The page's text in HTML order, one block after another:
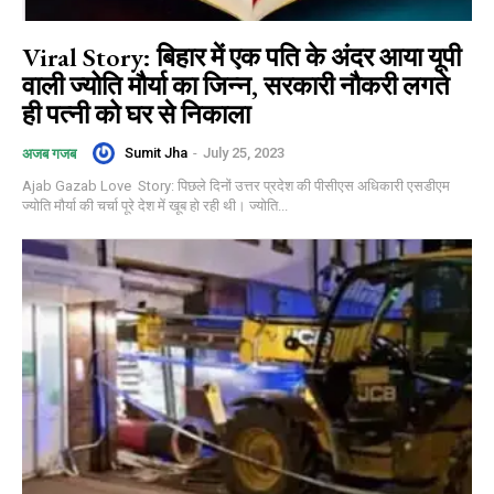
Viral Story: बिहार में एक पति के अंदर आया यूपी
वाली ज्योति मौर्या का जिन्न, सरकारी नौकरी लगते
ही पत्नी को घर से निकाला
अजब गजब Sumit Jha - July 25, 2023
Ajab Gazab Love Story: पिछले दिनों उत्तर प्रदेश की पीसीएस अधिकारी एसडीएम
ज्योति मौर्या की चर्चा पूरे देश में खूब हो रही थी। ज्योति...